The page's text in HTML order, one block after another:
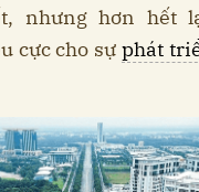
nhưng hơn hết
cực cho sự phát